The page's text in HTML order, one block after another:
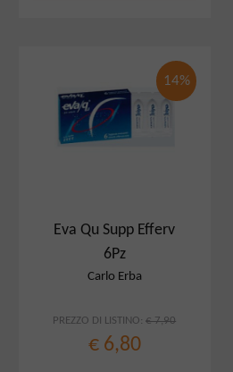
14%
Eva Qu Supp Efferv
6Pz
Carlo Erba
PREZZO DI LISTINO: € 7,90
€ 6,80